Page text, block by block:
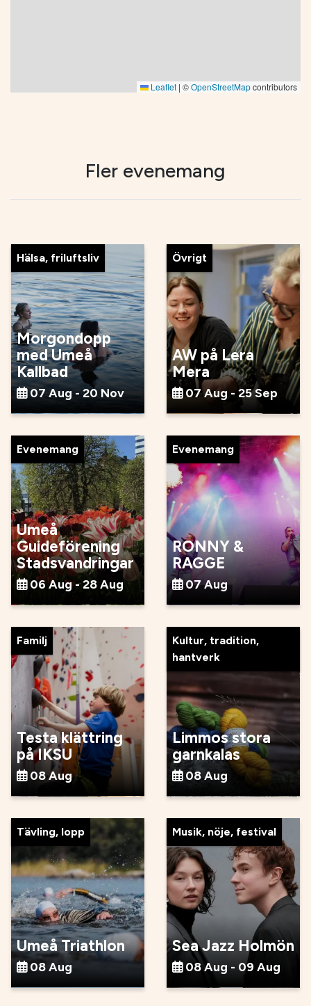
Leaflet | ©OpenStreetMapcontributors
Fler evenemang
Hälsa, friluftsliv
Morgondopp
med Umeå
Kallbad
07 Aug - 20 Nov
Övrigt
AW på Lera
Mera
07 Aug - 25 Sep
Evenemang
Umeå
Guideförening
Stadsvandringar
06 Aug - 28 Aug
Evenemang
RONNY &
RAGGE
07 Aug
Familj
Testa klättring
på IKSU
08 Aug
Kultur, tradition,
hantverk
Limmos stora
garnkalas
08 Aug
Tävling, lopp
Umeå Triathlon
08 Aug
Musik, nöje, festival
Sea Jazz Holmön
08 Aug - 09 Aug